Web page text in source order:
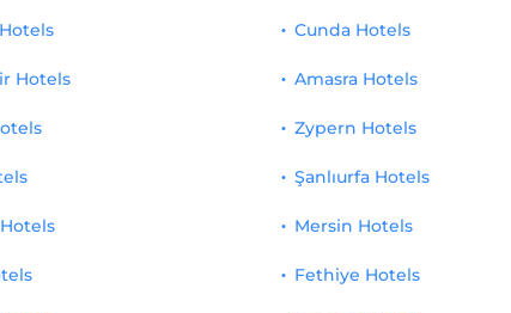
Hotels
Cunda Hotels
Amasra Hotels
Zypern Hotels
Şanlıurfa Hotels
Mersin Hotels
Fethiye Hotels